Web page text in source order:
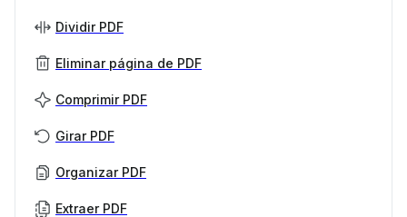
Dividir PDF
Eliminar página de PDF
Comprimir PDF
Girar PDF
Organizar PDF
Extraer PDF